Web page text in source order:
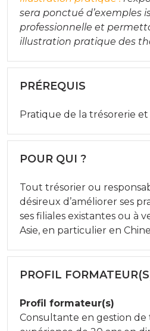
sera ponctué d’exemples
professionnelle et
illustration pratique des
PRÉREQUIS
Pratique de la trésorerie
POUR QUI ?
Tout trésorier ou
désireux d’améliorer ses
ses filiales existantes ou à
Asie, en particulier en Chine
PROFIL
Profil formateur(s)
Consultante en gestion de